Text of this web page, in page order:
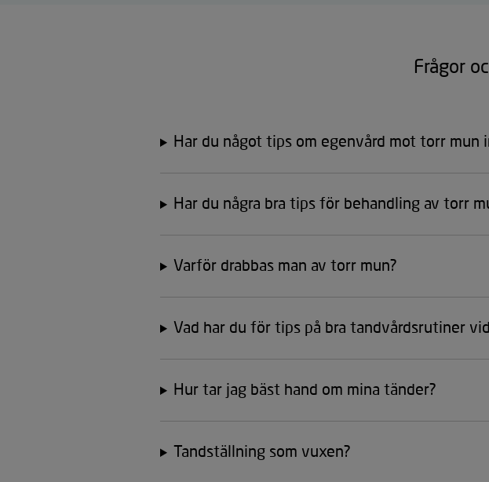
Frågor
Har du något tips om egenvård mot torr mun
Har du några bra tips för behandling av torr
Varför drabbas man av torr mun?
Vad har du för tips på bra tandvårdsrutiner
Hur tar jag bäst hand om mina tänder?
Tandställning som vuxen?